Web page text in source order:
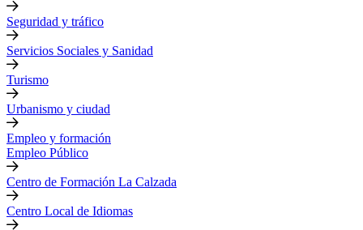
Seguridad y tráfico
Servicios Sociales y Sanidad
Turismo
Urbanismo y ciudad
Empleo y formación
Empleo Público
Centro de Formación La Calzada
Centro Local de Idiomas